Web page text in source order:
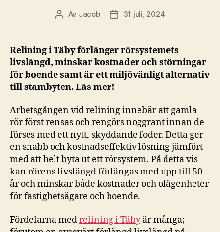
Inläggsförfattare
Av Jacob Inläggsdatum
31 juli, 2024
Relining i Täby förlänger rörsystemets
livslängd, minskar kostnader och störningar
för boende samt är ett miljövänligt alternativ
till stambyten. Läs mer!
Arbetsgången vid relining innebär att gamla
rör först rensas och rengörs noggrant innan de
förses med ett nytt, skyddande foder. Detta ger
en snabb och kostnadseffektiv lösning jämfört
med att helt byta ut ett rörsystem. På detta vis
kan rörens livslängd förlängas med upp till 50
år och minskar både kostnader och olägenheter
för fastighetsägare och boende.
Fördelarna medrelining i Täbyär många;